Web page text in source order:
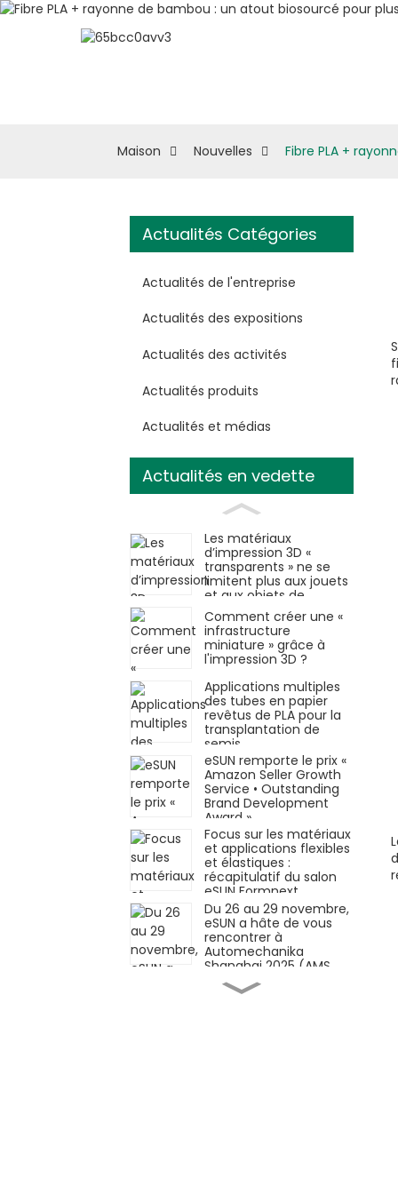
Maison Nouvelles Fibre PLA +
Actualités Catégories
Actualités de l'entreprise
Actualités des expositions
Actualités des activités
Actualités produits
Actualités et médias
Actualités en vedette
Les matériaux
d’impression 3D «
transparents » ne se
limitent plus aux jouets
et aux objets de
décoration.
Comment créer une «
infrastructure
miniature » grâce à
l'impression 3D ?
Applications multiples
des tubes en papier
revêtus de PLA pour la
transplantation de
semis
eSUN remporte le prix «
Amazon Seller Growth
Service • Outstanding
Brand Development
Award »
Focus sur les matériaux
et applications flexibles
et élastiques :
récapitulatif du salon
eSUN Formnext
Germany !
Du 26 au 29 novembre,
eSUN a hâte de vous
rencontrer à
Automechanika
Shanghai 2025 (AMS
2025)
Matériaux innovants ×
Applications innovantes